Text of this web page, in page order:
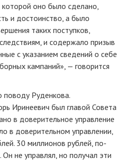
оно было сделано,
и достоинство, а было
таких поступков,
и содержало призыв
с указанием сведений о себе
кампаний», — говорится
поводу Руденкова.
Иринеевич был главой Совета
в доверительное управление
в доверительном управлении,
30 миллионов рублей, по-
не управлял, но получал эти